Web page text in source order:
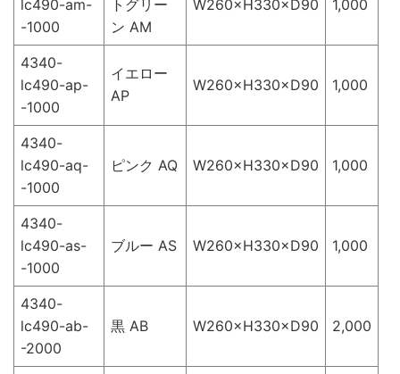
lc490-am-
-1000
トグリー
ン AM
W260×H330×D90 1,000
4340-
lc490-ap-
-1000
イエロー
AP
W260×H330×D90 1,000
4340-
lc490-aq-
-1000
ピンク AQ W260×H330×D90 1,000
4340-
lc490-as-
-1000
ブルー AS W260×H330×D90 1,000
4340-
lc490-ab-
-2000
黒 AB W260×H330×D90 2,000